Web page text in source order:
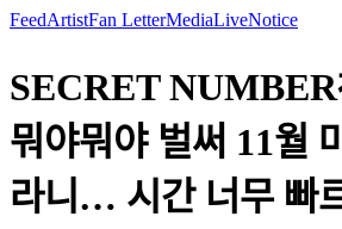
FeedArtistFan LetterMediaLiveNotice
SECRET
뭐야뭐야 벌써 11월
라니… 시간 너무 빠